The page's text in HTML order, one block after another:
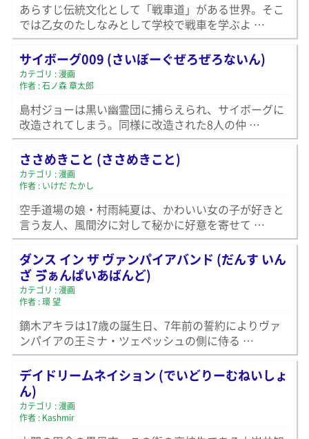
あらすじ伝統文化として「戦車道」がある世界。そこ
では乙女のたしなみとして学校で戦車を学ぶよ …
サイボーグ009 (さいぼーぐぜろぜろないん)
カテゴリ : 漫画
作者 : 石ノ森 章太郎
島村ジョーは黒い幽霊団に捕らえられ、サイボーグに
改造されてしまう。同様に改造された8人の仲 …
ささめきこと (ささめきこと)
カテゴリ : 漫画
作者 : いけだ たかし
空手道場の娘・村雨純夏は、かわいい女の子が好きと
言う友人、風間汐に対して秘かに好意を寄せて …
ダンス イン ザ ヴァンパイアバンド (だんす いん
ざ ゔぁんぱいあばんど)
カテゴリ : 漫画
作者 : 環 望
鏑木アキラは17歳の誕生日、7年前の誓約によりヴァ
ンパイアの王ミナ・ツェペッシュの側に侍る …
デイドリームネイション (でいどりーむねいしょ
ん)
カテゴリ : 漫画
作者 : Kashmir